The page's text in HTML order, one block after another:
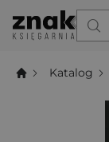
Katalog